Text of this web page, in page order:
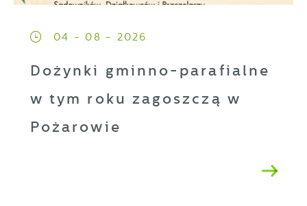
04 - 08 - 2026
Dożynki gminno-parafialne
w tym roku zagoszczą w
Pożarowie